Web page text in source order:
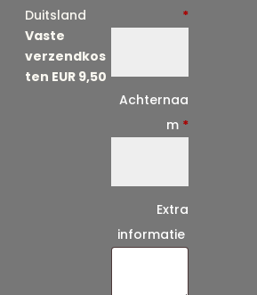
Duitsland
Vaste
verzendkos
ten EUR 9,50
*
Achternaa
m *
Extra
informatie